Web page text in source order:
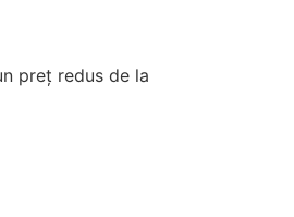
preț redus de la